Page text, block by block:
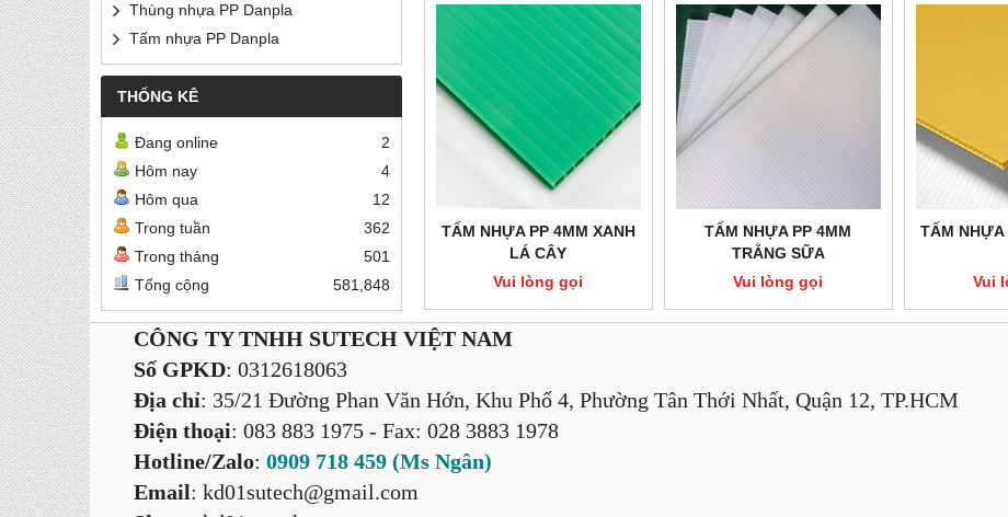
Thùng nhựa PP Danpla
Tấm nhựa PP Danpla
THỐNG KÊ
Đang online
2
Hôm nay
4
Hôm qua
12
Trong tuần
362
Trong tháng
501
Tổng cộng
581,848
TẤM NHỰA PP 4MM XANH
LÁ CÂY
Vui lòng gọi
TẤM NHỰA PP 4MM
TRẮNG SỮA
Vui lòng gọi
TẤM NHỰA
Vui
CÔNG TY TNHH SUTECH VIỆT NAM
Số GPKD: 0312618063
Địa chỉ: 35/21 Đường Phan Văn Hớn, Khu Phố 4, Phường Tân Thới Nhất, Quận 12, TP.HCM
Điện thoại: 083 883 1975 - Fax: 028 3883 1978
Hotline/Zalo: 0909 718 459 (Ms Ngân)
Email: kd01sutech@gmail.com